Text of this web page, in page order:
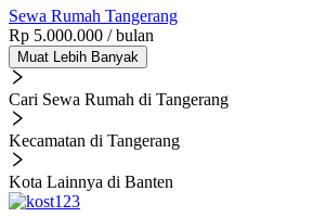
Sewa Rumah Tangerang
Rp 5.000.000 / bulan
Muat Lebih Banyak
Cari Sewa Rumah di Tangerang
Kecamatan di Tangerang
Kota Lainnya di Banten